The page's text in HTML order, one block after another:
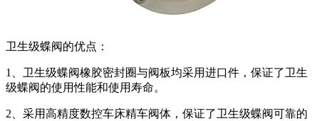
卫生级蝶阀的优点：
1、卫生级蝶阀橡胶密封圈与阀板均采用进口件，保证了卫生
级蝶阀的使用性能和使用寿命。
2、采用高精度数控车床精车阀体，保证了卫生级蝶阀可靠的